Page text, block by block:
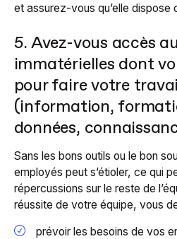
et assurez-vous qu’elle dispose
5. Avez-vous accès
immatérielles dont
pour faire votre
(information,
données,
Sans les bons outils ou le bon
employés peut s’étioler, ce qui
répercussions sur le reste de
réussite de votre équipe, vous
prévoir les besoins de vos